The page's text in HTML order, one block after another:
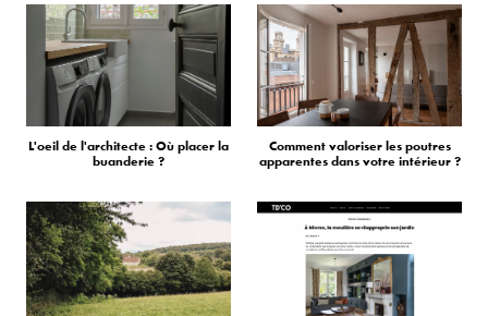
L'oeil de l'architecte : Où placer la
buanderie ?
Comment valoriser les poutres
apparentes dans votre intérieur ?